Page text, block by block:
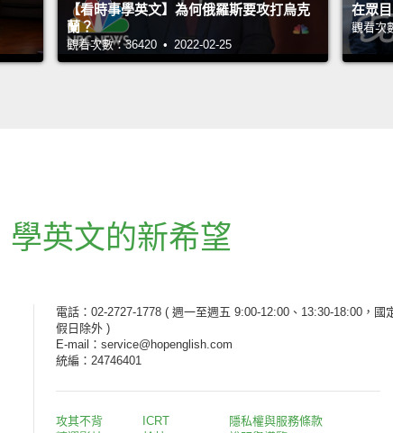
【看時事學英文】為何俄羅斯要攻打烏克
蘭？
觀看次數：36420 • 2022-02-25
在眾
觀看次
學英文的新希望
電話：02-2727-1778 ( 週一至週五 9:00-12:00、13:30-18:00，國
假日除外 )
E-mail：service@hopenglish.com
統編：24746401
攻其不背
ICRT
隱私權與服務條款